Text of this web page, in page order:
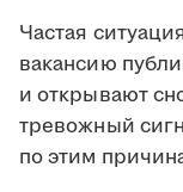
Частая
вакансию
и открывают
тревожный
по этим